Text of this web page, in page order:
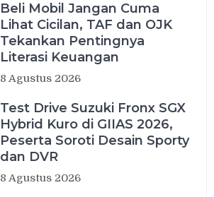
Beli Mobil Jangan Cuma
Lihat Cicilan, TAF dan OJK
Tekankan Pentingnya
Literasi Keuangan
8 Agustus 2026
Test Drive Suzuki Fronx SGX
Hybrid Kuro di GIIAS 2026,
Peserta Soroti Desain Sporty
dan DVR
8 Agustus 2026